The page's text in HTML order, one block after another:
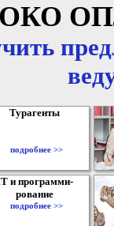
Турагенты
подробнее >>
и программи-
рование
подробнее >>